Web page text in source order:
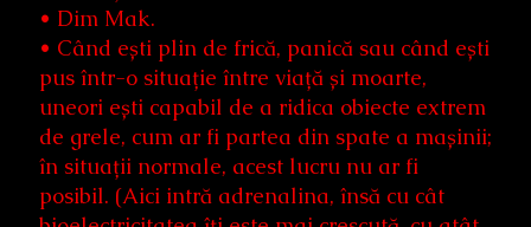
• Dim Mak.
• Când ești plin de frică, panică sau când ești
pus într-o situație între viață și moarte,
uneori ești capabil de a ridica obiecte extrem
de grele, cum ar fi partea din spate a mașinii;
în situații normale, acest lucru nu ar fi
posibil. (Aici intră adrenalina, însă cu cât